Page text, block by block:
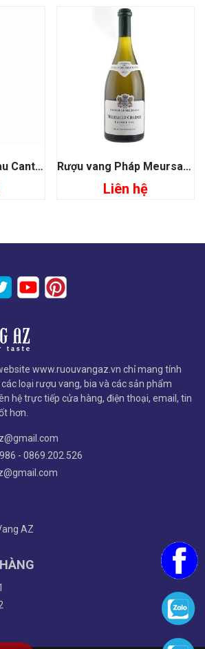
Rượu vang Chateau Cantenac Brown Grand Cru Classé 1855 Rượu vang Pháp Meursault Charmes Premier Cru
Liên hệ
www.ruouvangaz.vn chỉ mang tính
loại rượu vang, bia và các sản phẩm
hệ trực tiếp cửa hàng, điện thoại, email, tin
hơn.
- 0869.202.526
AZ